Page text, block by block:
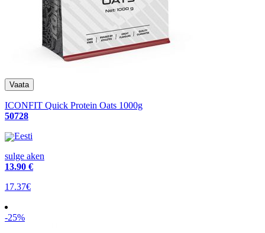
ICONFIT Quick Protein Oats 1000g
50728
Eesti
sulge aken
13.90 €
17.37€
-25%